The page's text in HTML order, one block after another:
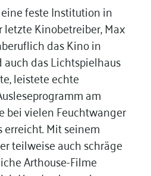
feste Institution in
letzte Kinobetreiber, Max
das Kino in
das Lichtspielhaus
leistete echte
am
bei vielen Feuchtwanger
Mit seinem
teilweise auch schräge
Arthouse-Filme